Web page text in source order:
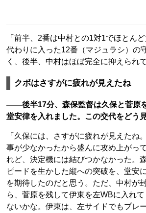
「前半、2番は中村との1対1でほとん
代わりに入った12番（マジュラシ）の
く、後半、中村はほぼ完全に抑えられ
クボはさすがに疲れが見えたね
――後半17分、森保監督は久保と菅原
堂安律を入れました。この交代をどう
「久保には、さすがに疲れが見えたね
事が少なかったから盛んに攻め上がっ
れど、決定機には結びつかなかった。
ピードを生かした縦への突破を、堂安
を期待したのだと思う。ただ、中村が
ら、菅原を残して伊東を左WBに入れ
ないかな。伊東は、左サイドでもプレ